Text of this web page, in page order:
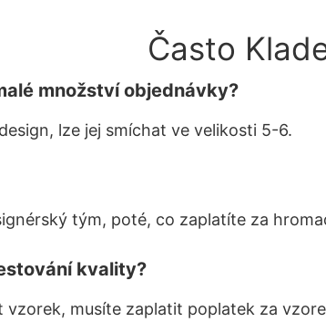
Často
množství objednávky?
lze jej smíchat ve velikosti 5-6.
tým, poté, co zaplatíte za
kvality?
vzorek, musíte zaplatit poplatek za